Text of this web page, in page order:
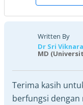
Written By
Dr Sri
MD
Terima kasih
berfungsi